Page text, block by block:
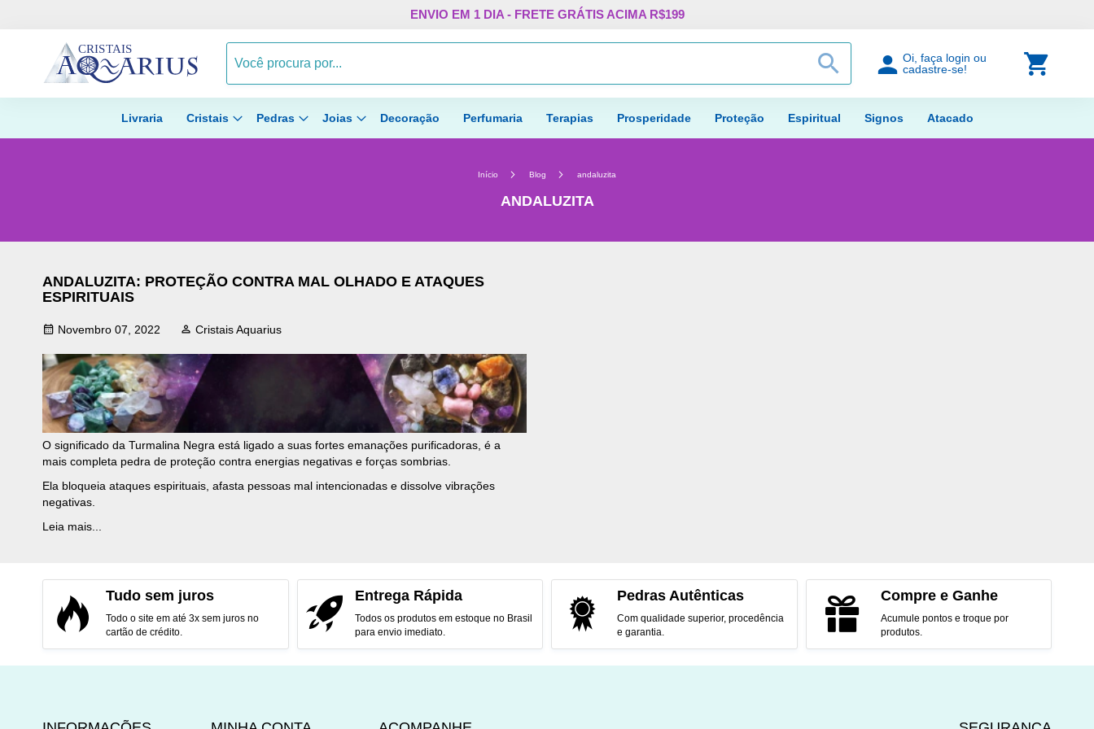
Pular
o
ENVIO EM 1 DIA - FRETE GRÁTIS ACIMA R$199
Procurar
PROCURAR
Oi, faça login ou
cadastre-se!
Livraria Cristais Pedras Joias Decoração Perfumaria Terapias Prosperidade Proteção Espiritual Signos Atacado
Início Blog andaluzita
ANDALUZITA
ANDALUZITA: PROTEÇÃO CONTRA MAL OLHADO E ATAQUES
ESPIRITUAIS
Novembro 07, 2022 Cristais Aquarius
O significado da Turmalina Negra está ligado a suas fortes emanações purificadoras, é a
mais completa pedra de proteção contra energias negativas e forças sombrias.
Ela bloqueia ataques espirituais, afasta pessoas mal intencionadas e dissolve vibrações
negativas.
Leia mais...
Tudo sem juros
Todo o site em até 3x sem juros no
cartão de crédito.
Entrega Rápida
Todos os produtos em estoque no Brasil
para envio imediato.
Pedras Autênticas
Com qualidade superior, procedência
e garantia.
Compre e Ganhe
Acumule pontos e troque por
produtos.